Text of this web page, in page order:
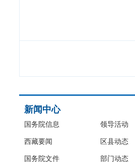
新闻中心
国务院信息
西藏要闻
国务院文件
领导活动
区县动态
部门动态